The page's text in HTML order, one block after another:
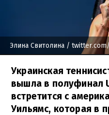
Элина Свитолина /
Украинская
вышла в полуфинал
встретится с
Уильямс, которая в